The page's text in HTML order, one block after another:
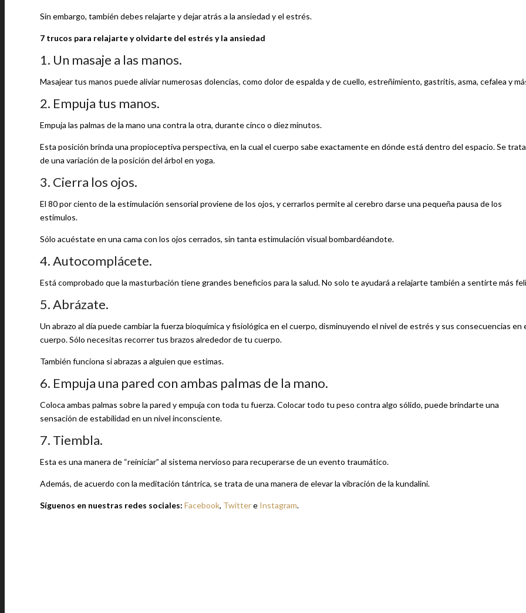
Sin embargo, también debes relajarte y dejar atrás a la ansiedad y el estrés.
7 trucos para relajarte y olvidarte del estrés y la ansiedad
1. Un masaje a las manos.
Masajear tus manos puede aliviar numerosas dolencias, como dolor de espalda y de cuello, estreñimiento, gastritis, asma, cefalea y
2. Empuja tus manos.
Empuja las palmas de la mano una contra la otra, durante cinco o diez minutos.
Esta posición brinda una propioceptiva perspectiva, en la cual el cuerpo sabe exactamente en dónde está dentro del espacio. Se trata
de una variación de la posición del árbol en yoga.
3. Cierra los ojos.
El 80 por ciento de la estimulación sensorial proviene de los ojos, y cerrarlos permite al cerebro darse una pequeña pausa de los
estímulos.
Sólo acuéstate en una cama con los ojos cerrados, sin tanta estimulación visual bombardéandote.
4. Autocomplácete.
Está comprobado que la masturbación tiene grandes beneficios para la salud. No solo te ayudará a relajarte también a sentirte más
5. Abrázate.
Un abrazo al día puede cambiar la fuerza bioquímica y fisiológica en el cuerpo, disminuyendo el nivel de estrés y sus consecuencias en
cuerpo. Sólo necesitas recorrer tus brazos alrededor de tu cuerpo.
También funciona si abrazas a alguien que estimas.
6. Empuja una pared con ambas palmas de la mano.
Coloca ambas palmas sobre la pared y empuja con toda tu fuerza. Colocar todo tu peso contra algo sólido, puede brindarte una
sensación de estabilidad en un nivel inconsciente.
7. Tiembla.
Esta es una manera de “reiniciar” al sistema nervioso para recuperarse de un evento traumático.
Además, de acuerdo con la meditación tántrica, se trata de una manera de elevar la vibración de la kundalini.
Síguenos en nuestras redes sociales: Facebook, Twittere Instagram.